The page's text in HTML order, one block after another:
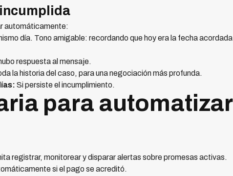
automáticamente:
día. Tono amigable: recordando que hoy era la fecha acordada
respuesta al mensaje.
la historia del caso, para una negociación más profunda.
Si persiste el incumplimiento.
para automatizar
registrar, monitorear y disparar alertas sobre promesas activas.
si el pago se acreditó.